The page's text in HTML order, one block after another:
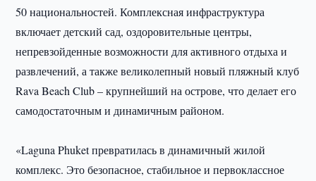
50 национальностей. Комплексная инфраструктура
включает детский сад, оздоровительные центры,
непревзойденные возможности для активного отдыха и
развлечений, а также великолепный новый пляжный клуб
Rava Beach Club – крупнейший на острове, что делает его
самодостаточным и динамичным районом.
«Laguna Phuket превратилась в динамичный жилой
комплекс. Это безопасное, стабильное и первоклассное